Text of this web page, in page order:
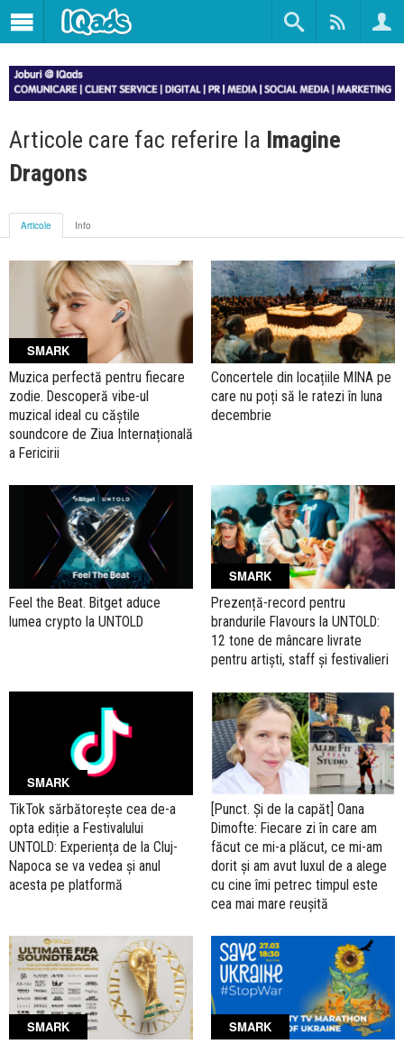
Articole care fac referire la Imagine
Dragons
Articole Info
SMARK
Muzica perfectă pentru fiecare
zodie. Descoperă vibe-ul
muzical ideal cu căștile
soundcore de Ziua Internațională
a Fericirii
Concertele din locațiile MINA pe
care nu poți să le ratezi în luna
decembrie
Feel the Beat. Bitget aduce
lumea crypto la UNTOLD
SMARK
Prezență-record pentru
brandurile Flavours la UNTOLD:
12 tone de mâncare livrate
pentru artiști, staff și festivalieri
SMARK
TikTok sărbătorește cea de-a
opta ediție a Festivalului
UNTOLD: Experiența de la Cluj-
Napoca se va vedea și anul
acesta pe platformă
[Punct. Și de la capăt] Oana
Dimofte: Fiecare zi în care am
făcut ce mi-a plăcut, ce mi-am
dorit și am avut luxul de a alege
cu cine îmi petrec timpul este
cea mai mare reușită
SMARK
SMARK